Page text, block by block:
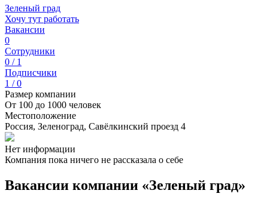
Зеленый град
Хочу тут работать
Вакансии
0
Сотрудники
0 / 1
Подписчики
1 / 0
Размер компании
От 100 до 1000 человек
Местоположение
Россия, Зеленоград, Савёлкинский проезд 4
Нет информации
Компания пока ничего не рассказала о себе
Вакансии компании «Зеленый град»